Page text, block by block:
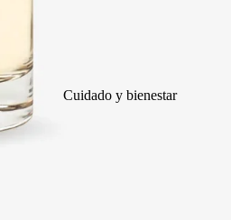
Brumas perfumadas
Perfumes para el verano
Colonias infantiles
Perfumes sin alcohol
Perfumes sin muestra (¡ahorras 1€!)
Cuidado y bienestar